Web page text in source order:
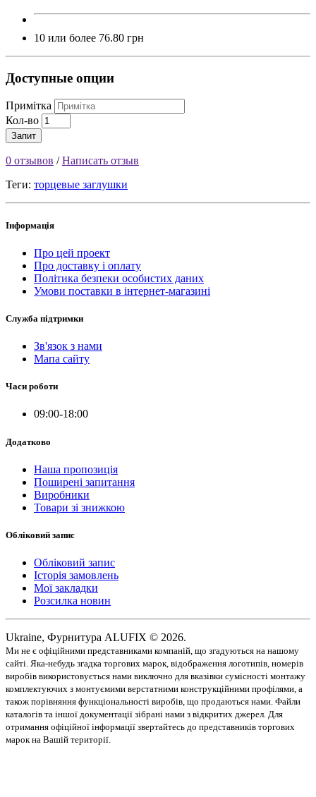
10 или более 76.80 грн
Доступные опции
Примітка
Кол-во
Запит
0 отзывов /Написать отзыв
Теги: торцевые заглушки
Інформація
Про цей проект
Про доставку і оплату
Політика безпеки особистих даних
Умови поставки в інтернет-магазині
Служба підтримки
Зв'язок з нами
Мапа сайту
Часи роботи
09:00-18:00
Додатково
Наша пропозиція
Поширені запитання
Виробники
Товари зі знижкою
Обліковий запис
Обліковий запис
Історія замовлень
Мої закладки
Розсилка новин
Ukraine, Фурнитура ALUFIX © 2026.
Ми не є офіційними представниками компаній, що згадуються на нашому
сайті. Яка-небудь згадка торгових марок, відображення логотипів, номерів
виробів використовується нами виключно для вказівки сумісності монтажу
комплектуючих з монтуємими верстатними конструкційними профілями, а
також порівняння функціональності виробів, що продаються нами. Файли
каталогів та іншої документації зібрані нами з відкритих джерел. Для
отримання офіційної інформації звертайтесь до представників торгових
марок на Вашій території.